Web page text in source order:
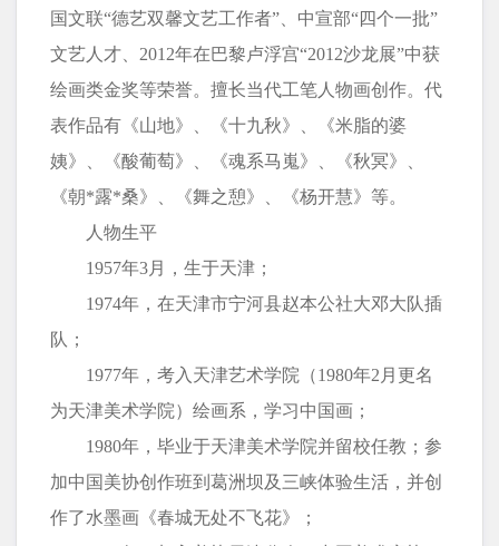
国文联“德艺双馨文艺工作者”、中宣部“四个一批”
文艺人才、2012年在巴黎卢浮宫“2012沙龙展”中获
绘画类金奖等荣誉。擅长当代工笔人物画创作。代
表作品有《山地》、《十九秋》、《米脂的婆
姨》、《酸葡萄》、《魂系马嵬》、《秋冥》、
《朝*露*桑》、《舞之憩》、《杨开慧》等。
人物生平
1957年3月，生于天津；
1974年，在天津市宁河县赵本公社大邓大队插
队；
1977年，考入天津艺术学院（1980年2月更名
为天津美术学院）绘画系，学习中国画；
1980年，毕业于天津美术学院并留校任教；参
加中国美协创作班到葛洲坝及三峡体验生活，并创
作了水墨画《春城无处不飞花》；